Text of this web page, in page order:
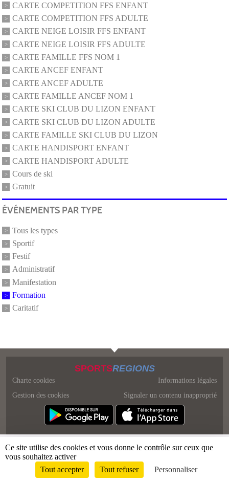
CARTE COMPETITION FFS ENFANT
CARTE COMPETITION FFS ADULTE
CARTE NEIGE LOISIR FFS ENFANT
CARTE NEIGE LOISIR FFS ADULTE
CARTE FAMILLE FFS NOM 1
CARTE ANCEF ENFANT
CARTE ANCEF ADULTE
CARTE FAMILLE ANCEF NOM 1
CARTE SKI CLUB DU LIZON ENFANT
CARTE SKI CLUB DU LIZON ADULTE
CARTE FAMILLE SKI CLUB DU LIZON
CARTE HANDISPORT ENFANT
CARTE HANDISPORT ADULTE
Cours de ski
Gratuit
ÉVÉNEMENTS PAR TYPE
Tous les types
Sportif
Festif
Administratif
Manifestation
Formation
Caritatif
SPORTSREGIONS
Charte cookies
Gestion des cookies
Informations légales
Signaler un contenu inapproprié
Envie de participer ? Connexion
Ce site utilise des cookies et vous donne le contrôle sur ceux que
vous souhaitez activer
Tout accepter
Tout refuser Personnaliser